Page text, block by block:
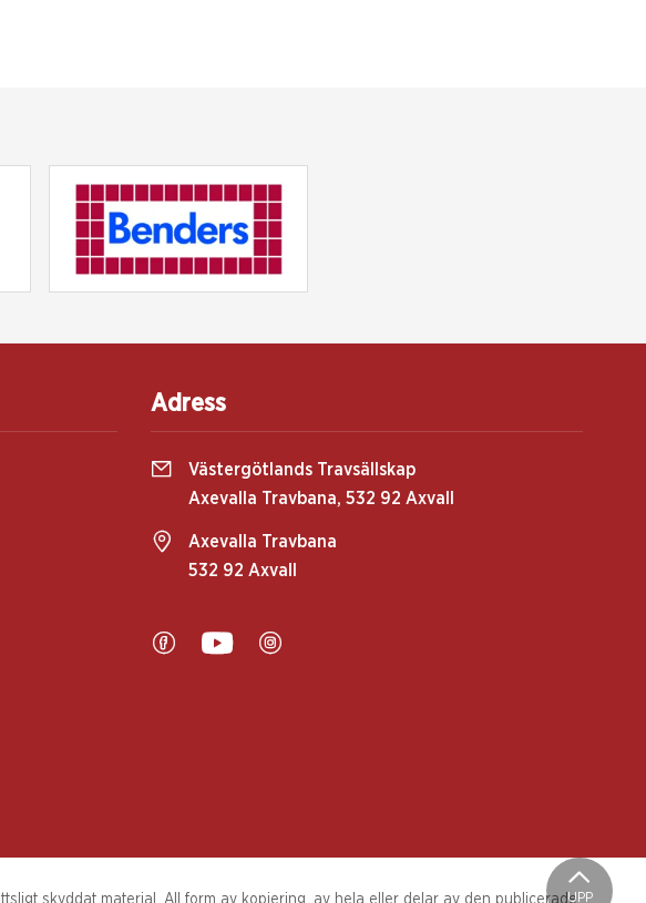
Adress
Västergötlands Travsällskap
Axevalla Travbana, 532 92 Axvall
Axevalla Travbana
532 92 Axvall
UPP